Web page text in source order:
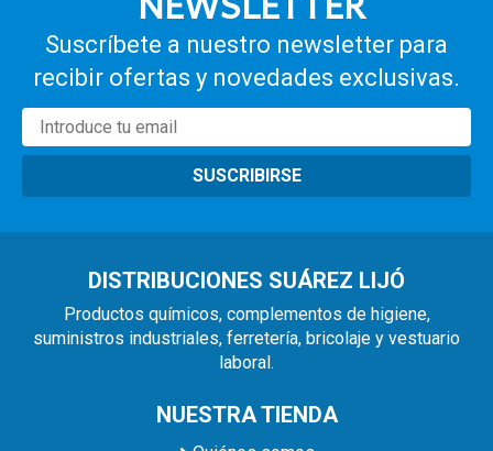
Suscríbete a nuestro newsletter para
recibir ofertas y novedades exclusivas.
SUSCRIBIRSE
DISTRIBUCIONES SUÁREZ LIJÓ
Productos químicos, complementos de higiene,
suministros industriales, ferretería, bricolaje y vestuario
laboral.
NUESTRA TIENDA